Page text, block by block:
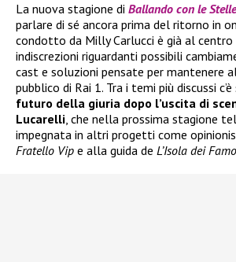
La nuova stagione di Ballando con le Stelle
parlare di sé ancora prima del ritorno in
condotto da Milly Carlucci è già al centro
indiscrezioni riguardanti possibili
cast e soluzioni pensate per mantenere
pubblico di Rai 1. Tra i temi più discussi
futuro della giuria dopo l’uscita di
Lucarelli, che nella prossima stagione
impegnata in altri progetti come
Fratello Vip e alla guida de L’Isola dei